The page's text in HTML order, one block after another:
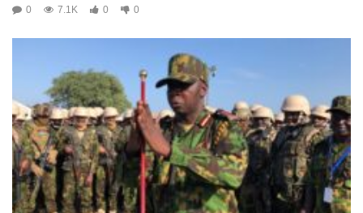
0
7.1K 0 0